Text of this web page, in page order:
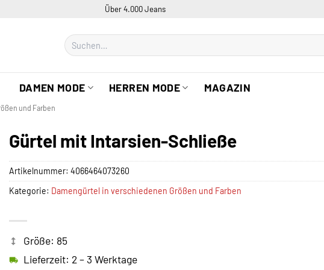
Über 4.000 Jeans
Suchen
nach:
DAMEN MODE HERREN MODE MAGAZIN
und Farben
Gürtel mit Intarsien-Schließe
Größe: 85
Lieferzeit: 2 – 3 Werktage
Artikelnummer: 4066464073260
Kategorie: Damengürtel in verschiedenen Größen und Farben